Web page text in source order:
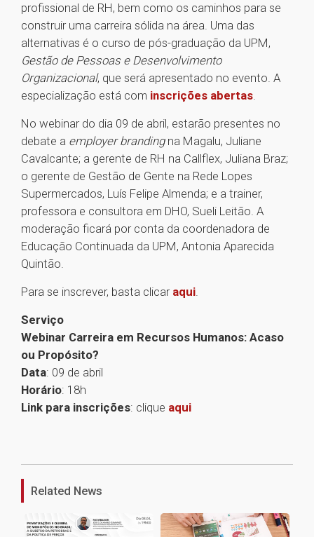
profissional de RH, bem como os caminhos para se
construir uma carreira sólida na área. Uma das
alternativas é o curso de pós-graduação da UPM,
Gestão de Pessoas e Desenvolvimento
Organizacional, que será apresentado no evento. A
especialização está com inscrições abertas.
No webinar do dia 09 de abril, estarão presentes no
debate a employer brandingna Magalu, Juliane
Cavalcante; a gerente de RH na Callflex, Juliana Braz;
o gerente de Gestão de Gente na Rede Lopes
Supermercados, Luís Felipe Almenda; e a trainer,
professora e consultora em DHO, Sueli Leitão. A
moderação ficará por conta da coordenadora de
Educação Continuada da UPM, Antonia Aparecida
Quintão.
Para se inscrever, basta clicar aqui.
Serviço
Webinar Carreira em Recursos Humanos: Acaso
ou Propósito?
Data: 09 de abril
Horário: 18h
Link para inscrições: clique aqui
Related News